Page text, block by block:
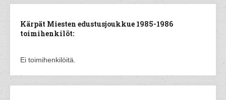
Kärpät Miesten edustusjoukkue 1985-1986
toimihenkilöt:
Ei toimihenkilöitä.